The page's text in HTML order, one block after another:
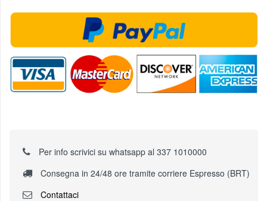
Per info scrivici su whatsapp al 337 1010000
Consegna in 24/48 ore tramite corriere Espresso (BRT)
Contattaci